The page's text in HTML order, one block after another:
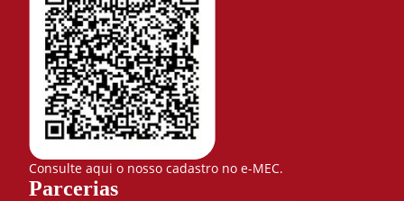
Consulte aqui o nosso cadastro no e-MEC.
Parcerias